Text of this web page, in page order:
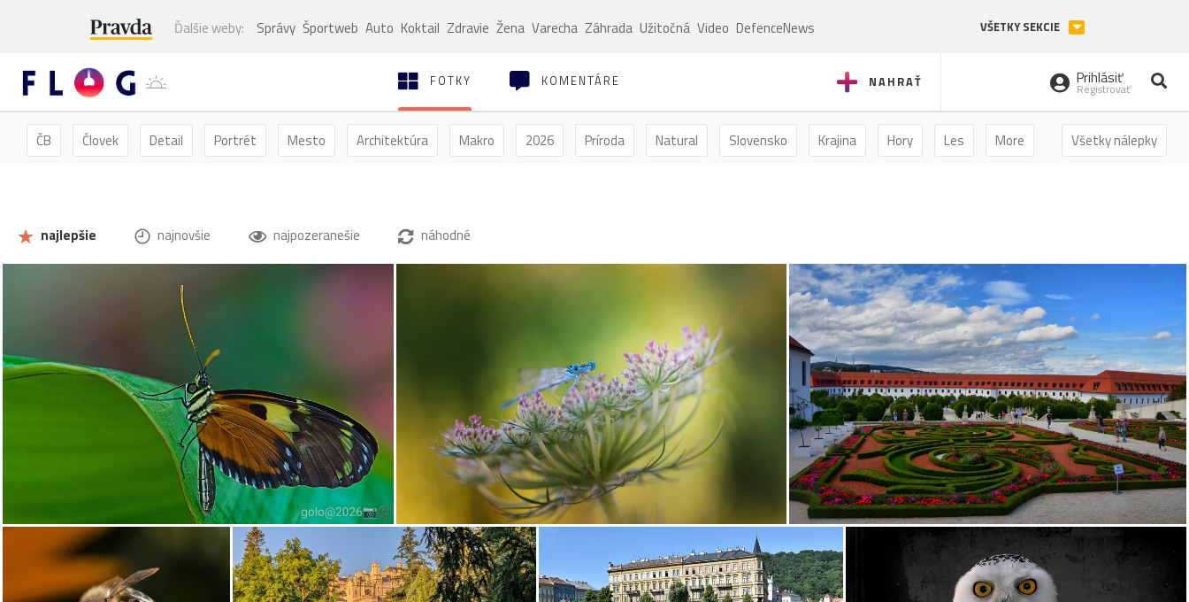
Ďalšie weby: Správy Športweb Auto Koktail Zdravie Žena Varecha Záhrada Užitočná Video DefenceNews VŠETKY SEKCIE
NAHRAŤ
FOTKY KOMENTÁRE Prihlásiť
Registrovať
Všetky nálepky
ČB Človek Detail Portrét Mesto Architektúra Makro 2026 Príroda Natural Slovensko Krajina Hory Les More
najlepšie najnovšie najpozeranešie náhodné